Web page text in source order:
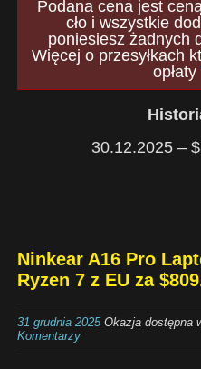
Podana cena jest
cło i wszystkie
poniesiesz żadnych
Więcej o przesyłkach
opłaty
30.12.2025 –
Ninkear A16 Pro
Ryzen 7 z EU za
31 grudnia 2025Okazja dostępna
Komentarzy